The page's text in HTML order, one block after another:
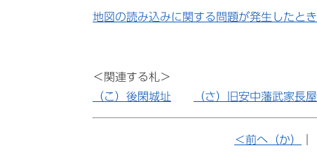
地図の読み込みに関する問題が発生したとき
＜関連する札＞
（こ）後閑城址
（さ）旧安中藩武家長屋
＜前へ（か）